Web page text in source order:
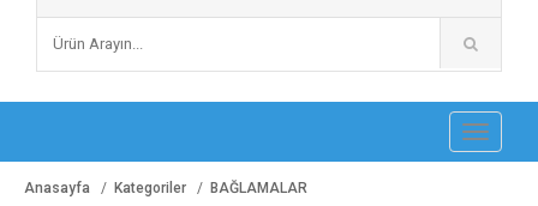
Toggle
Anasayfa Kategoriler BAĞLAMALAR